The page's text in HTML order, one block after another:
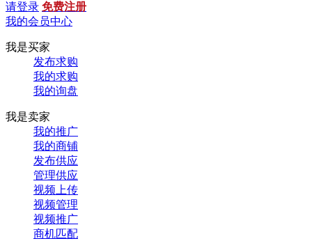
请登录 免费注册
我的会员中心
我是买家
发布求购
我的求购
我的询盘
我是卖家
我的推广
我的商铺
发布供应
管理供应
视频上传
视频管理
视频推广
商机匹配